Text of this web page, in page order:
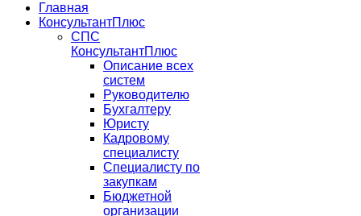
Главная
КонсультантПлюс
СПС
КонсультантПлюс
Описание всех
систем
Руководителю
Бухгалтеру
Юристу
Кадровому
специалисту
Специалисту по
закупкам
Бюджетной
организации